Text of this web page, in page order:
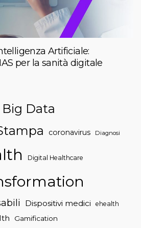
Artificiale:
per la sanità digitale
Big Data
coronavirus Diagnosi
Digital Healthcare
Dispositivi medici ehealth
Gamification